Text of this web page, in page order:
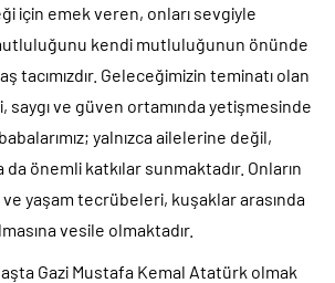
için emek veren, onları sevgiyle
kendi mutluluğunun önünde
tacımızdır. Geleceğimizin teminatı olan
saygı ve güven ortamında yetişmesinde
yalnızca ailelerine değil,
da önemli katkılar sunmaktadır. Onların
ve yaşam tecrübeleri, kuşaklar arasında
vesile olmaktadır.
Gazi Mustafa Kemal Atatürk olmak